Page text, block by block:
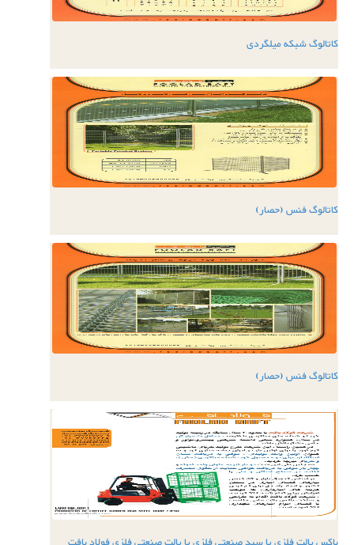
کاتالوگ شبکه میلگردی
کاتالوگ فنس (حصار)
کاتالوگ فنس (حصار)